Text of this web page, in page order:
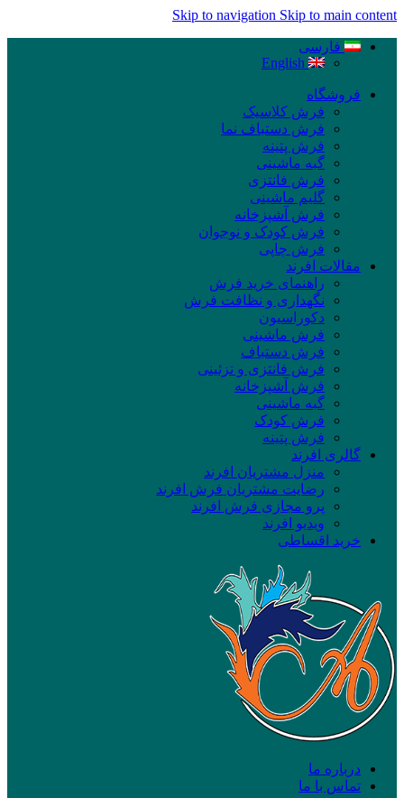
Skip to navigation Skip to main content
فارسی
English
فروشگاه
فرش کلاسیک
فرش دستباف نما
فرش پتینه
گبه ماشینی
فرش فانتزی
گلیم ماشینی
فرش آشپزخانه
فرش کودک و نوجوان
فرش چاپی
مقالات افرند
راهنمای خرید فرش
نگهداری و نظافت فرش
دکوراسیون
فرش ماشینی
فرش دستباف
فرش فانتزی و تزئینی
فرش آشپزخانه
گبه ماشینی
فرش کودک
فرش پتینه
گالری افرند
منزل مشتریان افرند
رضایت مشتریان فرش افرند
پرو مجازی فرش افرند
ویدیو افرند
خرید اقساطی
درباره ما
تماس با ما